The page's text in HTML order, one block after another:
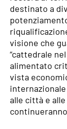
destinato a
visione che
“cattedrale
alimentato
vista
alle città e